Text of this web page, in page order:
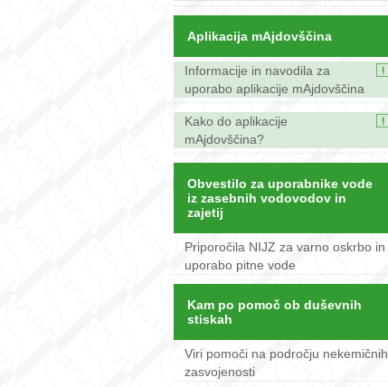
Aplikacija mAjdovščina
Informacije in navodila za
uporabo aplikacije mAjdovščina
Kako do aplikacije
mAjdovščina?
Obvestilo za uporabnike vode
iz zasebnih vodovodov in
zajetij
Priporočila NIJZ za varno oskrbo in
uporabo pitne vode
Kam po pomoč ob duševnih
stiskah
Viri pomoči na področju nekemičnih
zasvojenosti